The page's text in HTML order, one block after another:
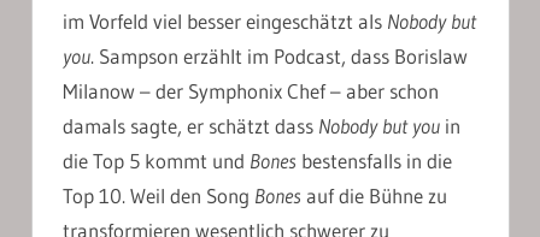
im Vorfeld viel besser eingeschätzt als Nobody but
you. Sampson erzählt im Podcast, dass Borislaw
Milanow – der Symphonix Chef – aber schon
damals sagte, er schätzt dass Nobody but you in
die Top 5 kommt und Bones bestensfalls in die
Top 10. Weil den Song Bones auf die Bühne zu
transformieren wesentlich schwerer zu